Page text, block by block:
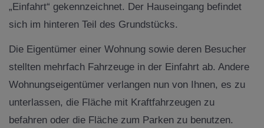
„Einfahrt“ gekennzeichnet. Der Hauseingang befindet
sich im hinteren Teil des Grundstücks.
Die Eigentümer einer Wohnung sowie deren Besucher
stellten mehrfach Fahrzeuge in der Einfahrt ab. Andere
Wohnungseigentümer verlangen nun von Ihnen, es zu
unterlassen, die Fläche mit Kraftfahrzeugen zu
befahren oder die Fläche zum Parken zu benutzen.